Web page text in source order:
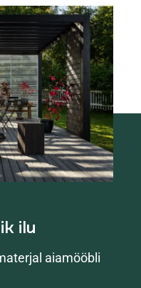
ilu
aiamööbli